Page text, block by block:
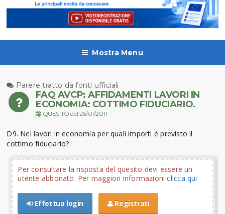
Mostra Menu
Parere tratto da fonti ufficiali
FAQ AVCP: AFFIDAMENTI LAVORI IN
ECONOMIA: COTTIMO FIDUCIARIO.
QUESITO del 26/01/2011
D9. Nei lavori in economia per quali importi è previsto il
cottimo fiduciario?
Per consultare la risposta del quesito devi essere un
utente abbonato. Per maggiori informazioniclicca qui
Effettua login Registrati